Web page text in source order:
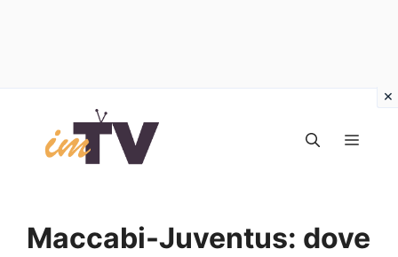
contenuto
Maccabi-Juventus: dove